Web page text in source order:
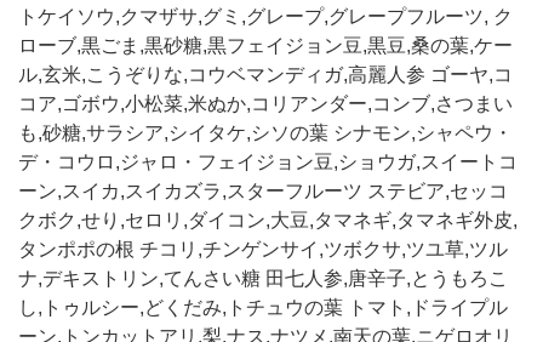
トケイソウ,クマザサ,グミ,グレープ,グレープフルーツ, ク
ローブ,黒ごま,黒砂糖,黒フェイジョン豆,黒豆,桑の葉,ケー
ル,玄米,こうぞりな,コウベマンディガ,高麗人参 ゴーヤ,コ
コア,ゴボウ,小松菜,米ぬか,コリアンダー,コンブ,さつまい
も,砂糖,サラシア,シイタケ,シソの葉 シナモン,シャペウ・
デ・コウロ,ジャロ・フェイジョン豆,ショウガ,スイートコ
ーン,スイカ,スイカズラ,スターフルーツ ステビア,セッコ
クボク,せり,セロリ,ダイコン,大豆,タマネギ,タマネギ外皮,
タンポポの根 チコリ,チンゲンサイ,ツボクサ,ツユ草,ツル
ナ,デキストリン,てんさい糖 田七人参,唐辛子,とうもろこ
し,トゥルシー,どくだみ,トチュウの葉 トマト,ドライプル
ーン,トンカットアリ,梨,ナス,ナツメ,南天の葉,ニゲロオリ